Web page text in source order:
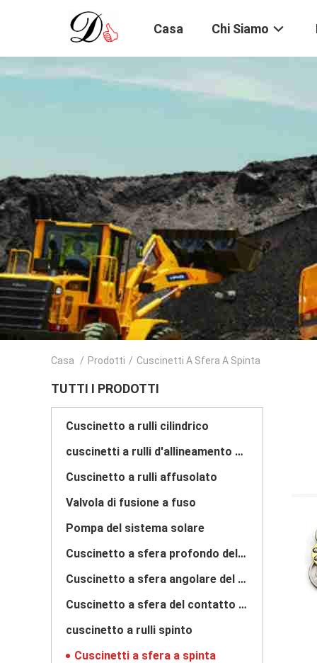
Casa Chi Siamo
Casa / Prodotti / Cuscinetti A Sfera A Spinta
TUTTI I PRODOTTI
Cuscinetto a rulli cilindrico
cuscinetti a rulli d'allineamento di auto
Cuscinetto a rulli affusolato
Valvola di fusione a fuso
Pompa del sistema solare
Cuscinetto a sfera profondo della scanalatura
Cuscinetto a sfera angolare del contatto
Cuscinetto a sfera del contatto di quattro punti
cuscinetto a rulli spinto
Cuscinetti a sfera a spinta